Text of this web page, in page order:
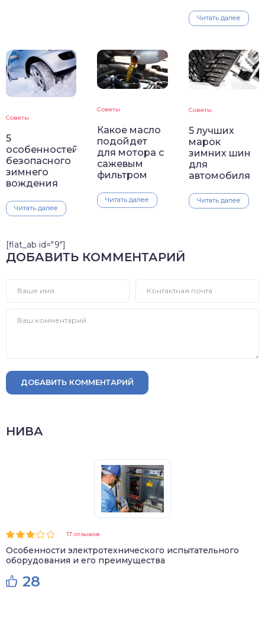
Читать далее
Советы
5
особенностей
безопасного
зимнего
вождения
Читать далее
Советы
Какое масло
подойдет
для мотора с
сажевым
фильтром
Читать далее
Советы
5 лучших
марок
зимних шин
для
автомобиля
Читать далее
[flat_ab id="9"]
ДОБАВИТЬ КОММЕНТАРИЙ
ДОБАВИТЬ КОММЕНТАРИЙ
НИВА
17 отзывов
Особенности электротехнического испытательного
оборудования и его преимущества
28